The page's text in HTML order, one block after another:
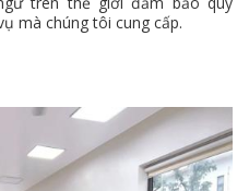
mà chúng tôi cung cấp.